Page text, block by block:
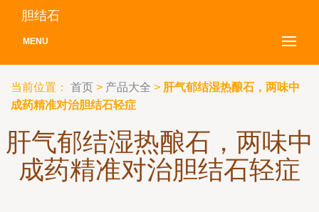
胆结石
MENU
当前位置： 首页 > 产品大全 > 肝气郁结湿热酿石，两味中
成药精准对治胆结石轻症
肝气郁结湿热酿石，两味中
成药精准对治胆结石轻症